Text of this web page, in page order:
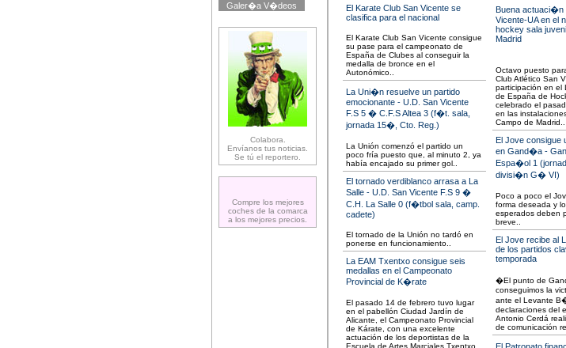
Galer�a V�deos
Colabora.
Envíanos tus noticias.
Se tú el reportero.
Compre los mejores
coches de la comarca
a los mejores precios.
El Karate Club San Vicente se
clasifica para el nacional
El Karate Club San Vicente consigue
su pase para el campeonato de
España de Clubes al conseguir la
medalla de bronce en el
Autonómico..
La Uni�n resuelve un partido
emocionante - U.D. San Vicente
F.S 5 � C.F.S Altea 3 (f�t. sala,
jornada 15�, Cto. Reg.)
La Unión comenzó el partido un
poco fría puesto que, al minuto 2, ya
había encajado su primer gol..
El tornado verdiblanco arrasa a La
Salle - U.D. San Vicente F.S 9 �
C.H. La Salle 0 (f�tbol sala, camp.
cadete)
El tornado de la Unión no tardó en
ponerse en funcionamiento..
La EAM Txentxo consigue seis
medallas en el Campeonato
Provincial de K�rate
El pasado 14 de febrero tuvo lugar
en el pabellón Ciudad Jardín de
Alicante, el Campeonato Provincial
de Kárate, con una excelente
actuación de los deportistas de la
Escuela de Artes Marciales Txentxo
Buena actuaci�n
Vicente-UA en el
hockey sala
Madrid
Octavo puesto
Club Atlético San
participación en el
de España de
celebrado el
en las
Campo de Madrid..
El Jove consigue
en Gand�a -
Espa�ol 1
divisi�n G� VI)
Poco a poco el
forma deseada y
esperados deben
breve..
El Jove recibe al
de los partidos
temporada
�El punto de
conseguimos la
ante el Levante
declaraciones del
Antonio Cerdá
de comunicación